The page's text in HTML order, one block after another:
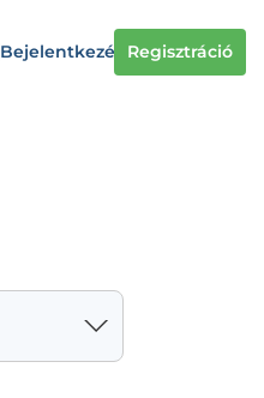
Bejelentkezés Regisztráció